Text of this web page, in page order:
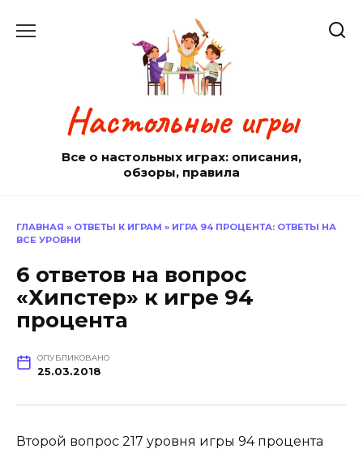
Настольные игры
Все о настольных играх: описания,
обзоры, правила
ГЛАВНАЯ » ОТВЕТЫ К ИГРАМ » ИГРА 94 ПРОЦЕНТА: ОТВЕТЫ НА
ВСЕ УРОВНИ
6 ответов на вопрос
«Хипстер» к игре 94
процента
ОПУБЛИКОВАНО
25.03.2018
Второй вопрос 217 уровня игры 94 процента